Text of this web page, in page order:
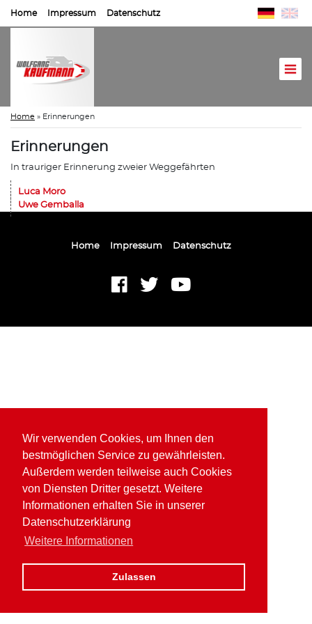
Wir verwenden Cookies, um Ihnen den
bestmöglichen Service zu gewährleisten.
Außerdem werden teilweise auch Cookies
von Diensten Dritter gesetzt. Weitere
Informationen erhalten Sie in unserer
Datenschutzerklärung
Weitere Informationen
Zulassen
Home Impressum Datenschutz
Home » Erinnerungen
Erinnerungen
In trauriger Erinnerung zweier Weggefährten
Luca Moro
Uwe Gemballa
Home Impressum Datenschutz